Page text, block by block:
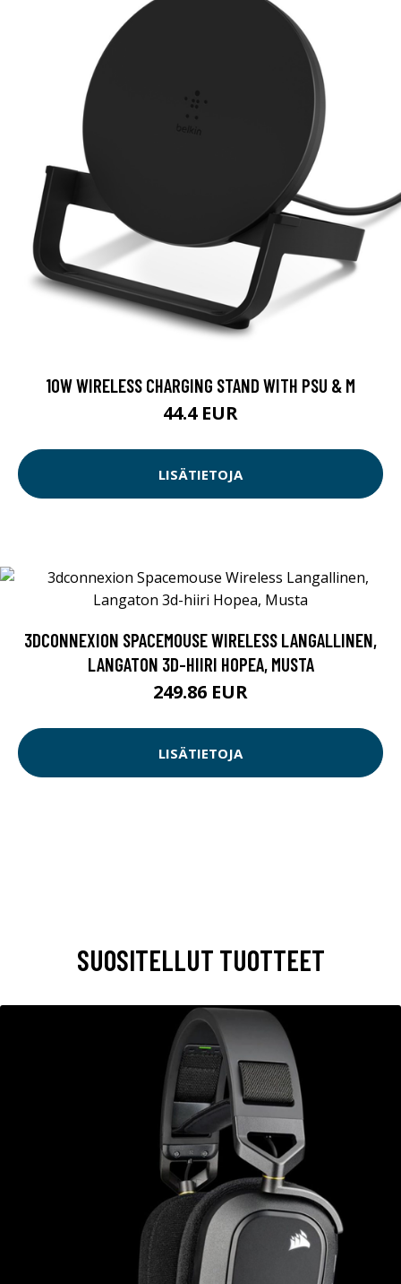
10W WIRELESS CHARGING STAND WITH PSU & M
44.4 EUR
LISÄTIETOJA
3DCONNEXION SPACEMOUSE WIRELESS LANGALLINEN,
LANGATON 3D-HIIRI HOPEA, MUSTA
249.86 EUR
LISÄTIETOJA
SUOSITELLUT TUOTTEET